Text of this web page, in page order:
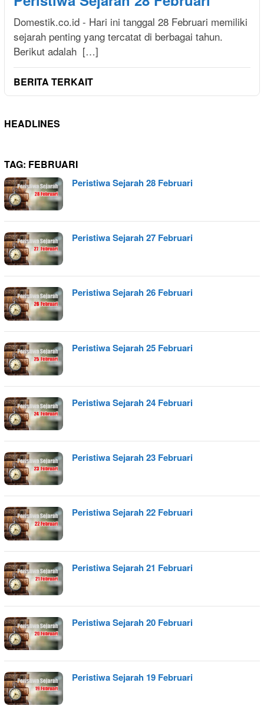
Domestik.co.id - Hari ini tanggal 28 Februari memiliki
sejarah penting yang tercatat di berbagai tahun.
Berikut adalah […]
BERITA TERKAIT
HEADLINES
TAG: FEBRUARI
Peristiwa Sejarah 28 Februari
Peristiwa Sejarah 27 Februari
Peristiwa Sejarah 26 Februari
Peristiwa Sejarah 25 Februari
Peristiwa Sejarah 24 Februari
Peristiwa Sejarah 23 Februari
Peristiwa Sejarah 22 Februari
Peristiwa Sejarah 21 Februari
Peristiwa Sejarah 20 Februari
Peristiwa Sejarah 19 Februari